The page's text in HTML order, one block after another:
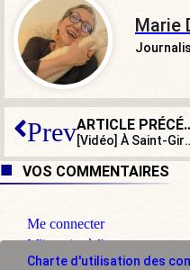
Marie
Prev [Vidéo] À Saint-Girons,
VOS COMMENTAIRES
Me connecter
M'inscrire à l'espace
Charte d'utilisation des